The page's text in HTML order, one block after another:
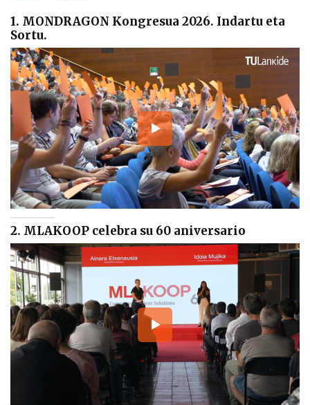
1. MONDRAGON Kongresua 2026. Indartu eta
Sortu.
2. MLAKOOP celebra su 60 aniversario